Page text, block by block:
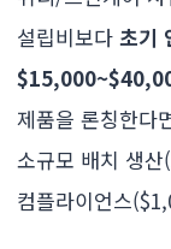
설립비보다 초기
제품을 론칭한다
소규모 배치 생
컴플라이언스